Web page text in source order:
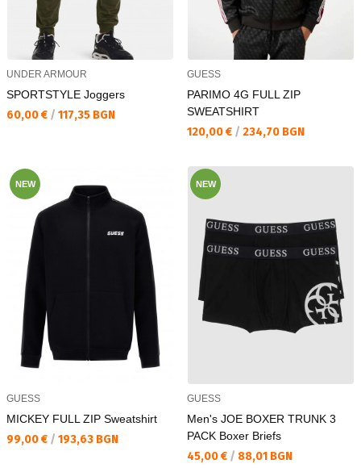
UNDER ARMOUR
SPORTSTYLE Joggers
Текуща цена:
60,00 € / 117,35 BGN
GUESS
PARIMO 4G FULL ZIP
SWEATSHIRT
Текуща цена:
120,00 € / 234,70 BGN
NEW
GUESS
MICKEY FULL ZIP Sweatshirt
Текуща цена:
99,00 € / 193,63 BGN
NEW
GUESS
Men's JOE BOXER TRUNK 3
PACK Boxer Briefs
Текуща цена:
45,00 € / 88,01 BGN